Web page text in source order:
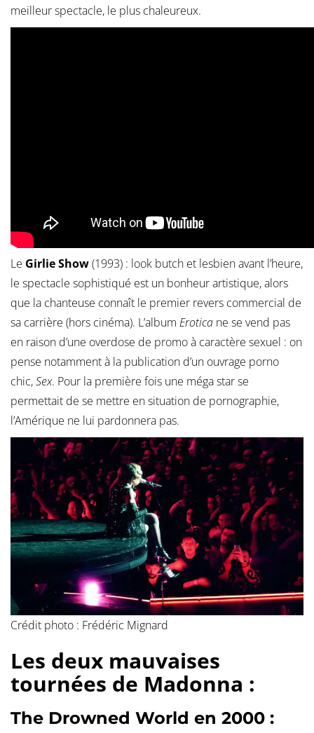
meilleur spectacle, le plus chaleureux.
Le Girlie Show(1993) : look butch et lesbien avant l’heure,
le spectacle sophistiqué est un bonheur artistique, alors
que la chanteuse connaît le premier revers commercial de
sa carrière (hors cinéma). L’album Erotica ne se vend pas
en raison d’une overdose de promo à caractère sexuel : on
pense notamment à la publication d’un ouvrage porno
chic,Sex. Pour la première fois une méga star se
permettait de se mettre en situation de pornographie,
l’Amérique ne lui pardonnera pas.
Crédit photo : Frédéric Mignard
Les deux mauvaises
tournées de Madonna :
The Drowned World en 2000 :